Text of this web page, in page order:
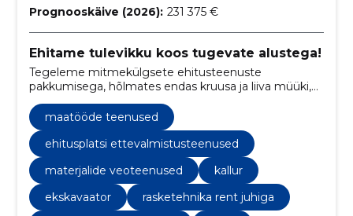
Prognooskäive (2026): 231 375 €
Ehitame tulevikku koos tugevate alustega!
Tegeleme mitmekülgsete ehitusteenuste
pakkumisega, hõlmates endas kruusa ja liiva müüki,
rasketehnika renti ning kaevetöid.
maatööde teenused
ehitusplatsi ettevalmistusteenused
materjalide veoteenused
kallur
ekskavaator
rasketehnika rent juhiga